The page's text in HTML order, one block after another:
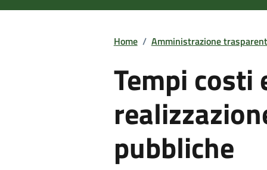
Home / Amministrazione
Tempi costi
pubbliche